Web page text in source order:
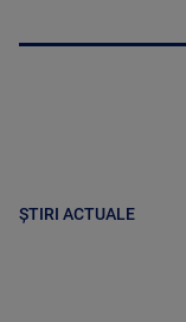
ȘTIRI ACTUALE